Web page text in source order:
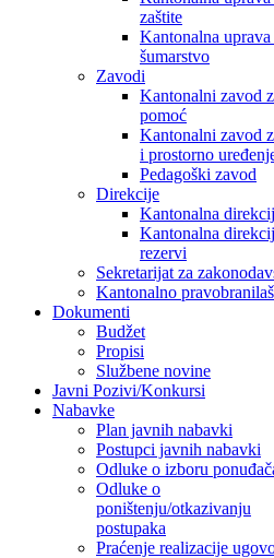
zaštite
Kantonalna uprava
šumarstvo
Zavodi
Kantonalni zavod
pomoć
Kantonalni zavod
i prostorno
Pedagoški zavod
Direkcije
Kantonalna
Kantonalna
rezervi
Sekretarijat za
Kantonalno
Dokumenti
Budžet
Propisi
Službene novine
Javni Pozivi/Konkursi
Nabavke
Plan javnih nabavki
Postupci javnih nabavki
Odluke o izboru
Odluke o
poništenju/otkazivanju
postupaka
Praćenje realizacije